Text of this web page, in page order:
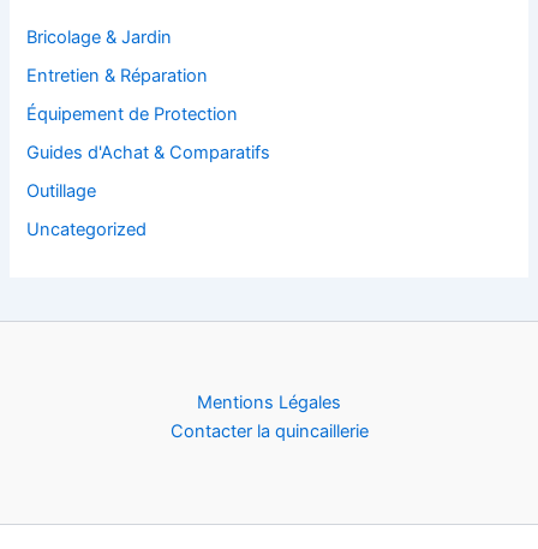
Bricolage & Jardin
Entretien & Réparation
Équipement de Protection
Guides d'Achat & Comparatifs
Outillage
Uncategorized
Mentions Légales
Contacter la quincaillerie